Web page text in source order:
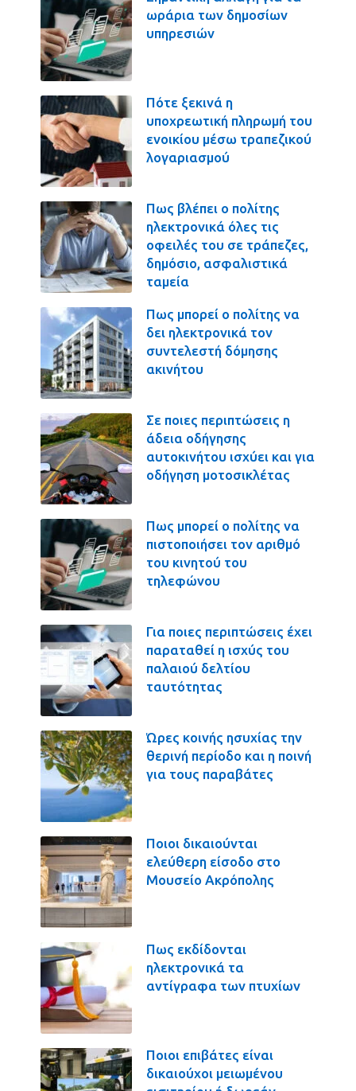
ωράρια των δημοσίων
υπηρεσιών
Πότε ξεκινά η
υποχρεωτική πληρωμή του
ενοικίου μέσω τραπεζικού
λογαριασμού
Πως βλέπει ο πολίτης
ηλεκτρονικά όλες τις
οφειλές του σε τράπεζες,
δημόσιο, ασφαλιστικά
ταμεία
Πως μπορεί ο πολίτης να
δει ηλεκτρονικά τον
συντελεστή δόμησης
ακινήτου
Σε ποιες περιπτώσεις η
άδεια οδήγησης
αυτοκινήτου ισχύει και για
οδήγηση μοτοσικλέτας
Πως μπορεί ο πολίτης να
πιστοποιήσει τον αριθμό
του κινητού του
τηλεφώνου
Για ποιες περιπτώσεις έχει
παραταθεί η ισχύς του
παλαιού δελτίου
ταυτότητας
Ώρες κοινής ησυχίας την
θερινή περίοδο και η ποινή
για τους παραβάτες
Ποιοι δικαιούνται
ελεύθερη είσοδο στο
Μουσείο Ακρόπολης
Πως εκδίδονται
ηλεκτρονικά τα
αντίγραφα των πτυχίων
Ποιοι επιβάτες είναι
δικαιούχοι μειωμένου